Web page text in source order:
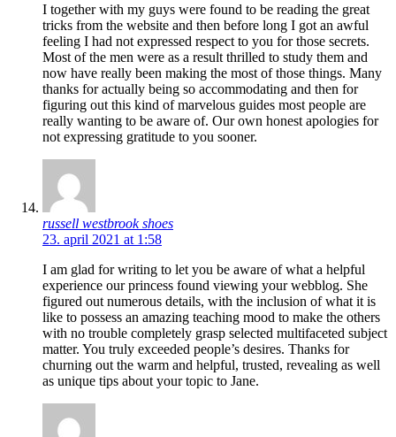
I together with my guys were found to be reading the great
tricks from the website and then before long I got an awful
feeling I had not expressed respect to you for those secrets.
Most of the men were as a result thrilled to study them and
now have really been making the most of those things. Many
thanks for actually being so accommodating and then for
figuring out this kind of marvelous guides most people are
really wanting to be aware of. Our own honest apologies for
not expressing gratitude to you sooner.
russell westbrook shoes
23. april 2021 at 1:58
I am glad for writing to let you be aware of what a helpful
experience our princess found viewing your webblog. She
figured out numerous details, with the inclusion of what it is
like to possess an amazing teaching mood to make the others
with no trouble completely grasp selected multifaceted subject
matter. You truly exceeded people’s desires. Thanks for
churning out the warm and helpful, trusted, revealing as well
as unique tips about your topic to Jane.